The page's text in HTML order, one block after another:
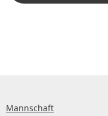
Mannschaft